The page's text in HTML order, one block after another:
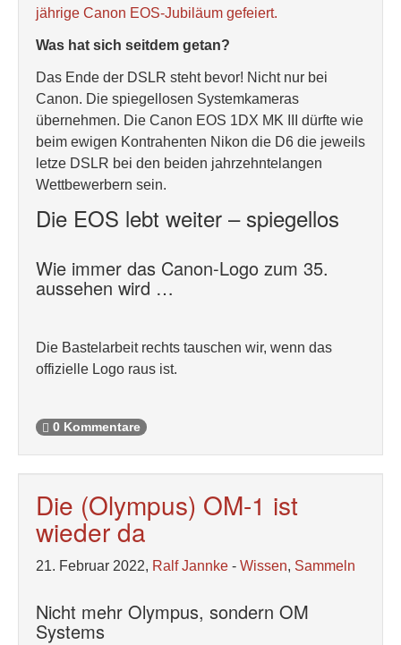
jährige Canon EOS-Jubiläum gefeiert.
Was hat sich seitdem getan?
Das Ende der DSLR steht bevor! Nicht nur bei
Canon. Die spiegellosen Systemkameras
übernehmen. Die Canon EOS 1DX MK III dürfte wie
beim ewigen Kontrahenten Nikon die D6 die jeweils
letze DSLR bei den beiden jahrzehntelangen
Wettbewerbern sein.
Die EOS lebt weiter – spiegellos
Wie immer das Canon-Logo zum 35.
aussehen wird …
Die Bastelarbeit rechts tauschen wir, wenn das
offizielle Logo raus ist.
0 Kommentare
Die (Olympus) OM-1 ist
wieder da
21. Februar 2022, Ralf Jannke - Wissen, Sammeln
Nicht mehr Olympus, sondern OM
Systems